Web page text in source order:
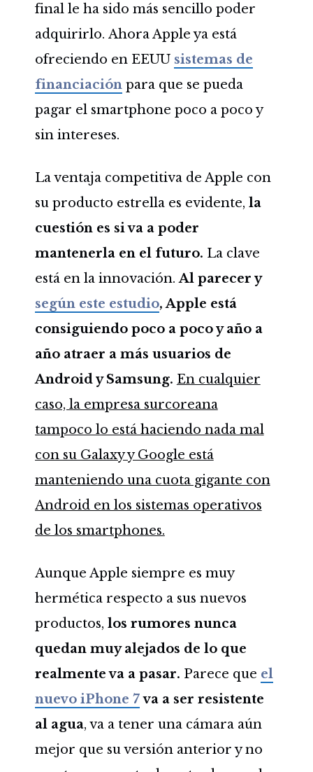
final le ha sido más sencillo poder
adquirirlo. Ahora Apple ya está
ofreciendo en EEUU sistemas de
financiaciónpara que se pueda
pagar el smartphone poco a poco y
sin intereses.
La ventaja competitiva de Apple con
su producto estrella es evidente, la
cuestión es si va a poder
mantenerla en el futuro. La clave
está en la innovación.Al parecer y
según este estudio, Apple está
consiguiendo poco a poco y año a
año atraer a más usuarios de
Android y Samsung. En cualquier
caso, la empresa surcoreana
tampoco lo está haciendo nada mal
con su Galaxy y Google está
manteniendo una cuota gigante con
Android en los sistemas operativos
de los smartphones.
Aunque Apple siempre es muy
hermética respecto a sus nuevos
productos, los rumores nunca
quedan muy alejados de lo que
realmente va a pasar. Parece que el
nuevo iPhone 7 va a ser resistente
al agua, va a tener una cámara aún
mejor que su versión anterior y no